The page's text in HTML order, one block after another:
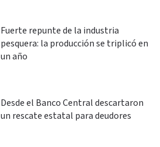
Fuerte repunte de la industria
pesquera: la producción se triplicó en
un año
Desde el Banco Central descartaron
un rescate estatal para deudores